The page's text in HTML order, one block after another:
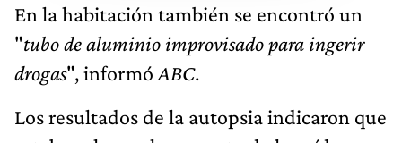
En la habitación también se encontró un
"tubo de aluminio improvisado para ingerir
drogas", informó ABC.
Los resultados de la autopsia indicaron que